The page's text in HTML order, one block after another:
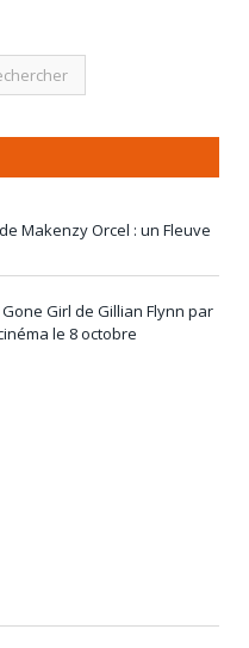
Makenzy Orcel : un Fleuve
Girl de Gillian Flynn par
le 8 octobre